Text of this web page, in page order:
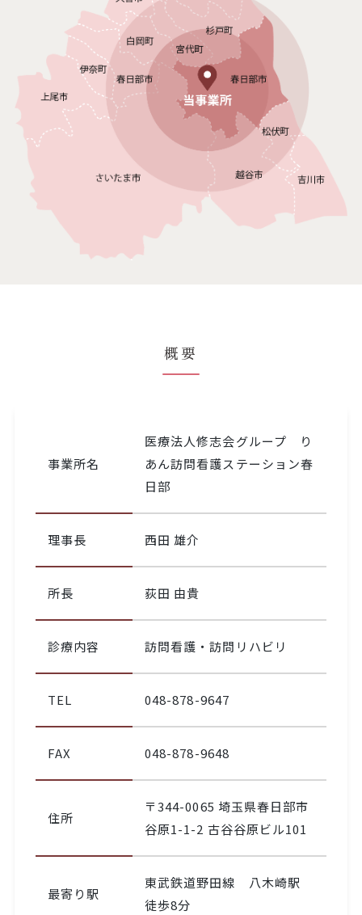
概要
事業所名
医療法人修志会グループ り
あん訪問看護ステーション春
日部
理事長 西田 雄介
所長 荻田 由貴
診療内容 訪問看護・訪問リハビリ
TEL 048-878-9647
FAX 048-878-9648
住所
〒344-0065 埼玉県春日部市
谷原1-1-2 古谷谷原ビル101
最寄り駅
東武鉄道野田線 八木崎駅
徒歩8分